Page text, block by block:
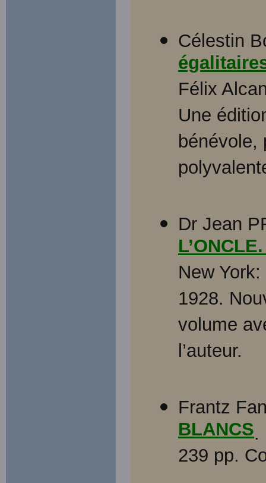
Célestin
Félix
Une
bénévole,
Dr Jean
New
1928.
volume
l’auteur.
Frantz
BLANCS.
239 pp.